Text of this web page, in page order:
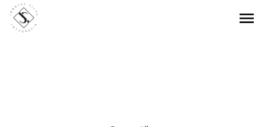
menu